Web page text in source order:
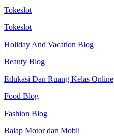
Tokeslot
Tokeslot
Holiday And Vacation Blog
Beauty Blog
Edukasi Dan Ruang Kelas Online
Food Blog
Fashion Blog
Balap Motor dan Mobil